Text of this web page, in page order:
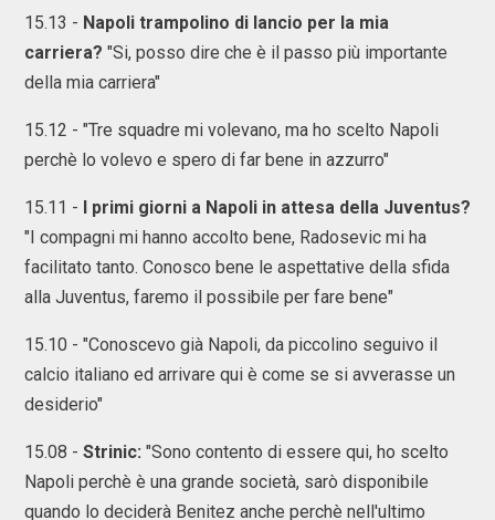
15.13 - Napoli trampolino di lancio per la mia
carriera? "Si, posso dire che è il passo più importante
della mia carriera"
15.12 - "Tre squadre mi volevano, ma ho scelto Napoli
perchè lo volevo e spero di far bene in azzurro"
15.11 - I primi giorni a Napoli in attesa della Juventus?
"I compagni mi hanno accolto bene, Radosevic mi ha
facilitato tanto. Conosco bene le aspettative della sfida
alla Juventus, faremo il possibile per fare bene"
15.10 - "Conoscevo già Napoli, da piccolino seguivo il
calcio italiano ed arrivare qui è come se si avverasse un
desiderio"
15.08 - Strinic: "Sono contento di essere qui, ho scelto
Napoli perchè è una grande società, sarò disponibile
quando lo deciderà Benitez anche perchè nell'ultimo